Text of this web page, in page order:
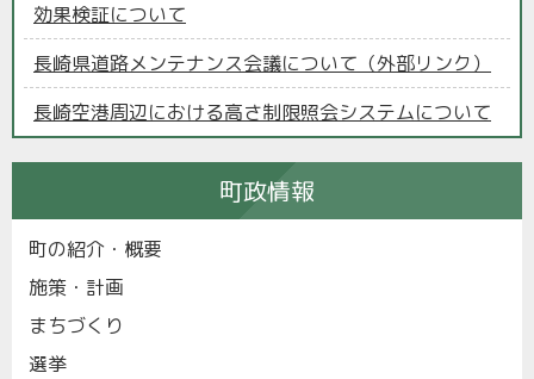
効果検証について
長崎県道路メンテナンス会議について（外部リンク）
長崎空港周辺における高さ制限照会システムについて
町政情報
町の紹介・概要
施策・計画
まちづくり
選挙